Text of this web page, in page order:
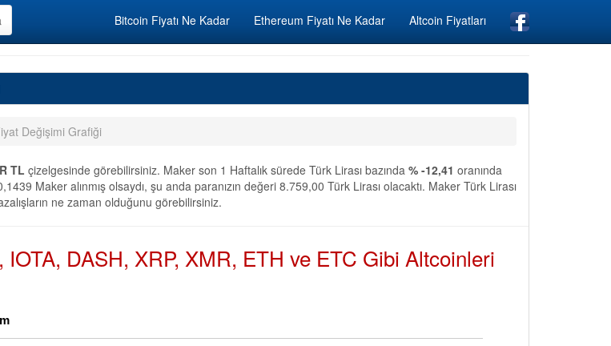
Bitcoin Fiyatı Ne Kadar Ethereum Fiyatı Ne Kadar Altcoin Fiyatları
Değişimi Grafiği
TL çizelgesinde görebilirsiniz. Maker son 1 Haftalık sürede Türk Lirası bazında % -12,41 oranında
Maker alınmış olsaydı, şu anda paranızın değeri 8.759,00 Türk Lirası olacaktı. Maker Türk Lirası
ne zaman olduğunu görebilirsiniz.
IOTA, DASH, XRP, XMR, ETH ve ETC Gibi Altcoinleri